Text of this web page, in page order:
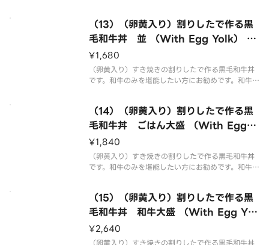
（13）（卵黄入り）割りしたで作る黒
毛和牛丼 並 （With Egg Yolk） Bl
ack Wagyu Beef Rice Bowl with
Sukiyaki Stock Regular
¥1,680
（卵黄入り）すき焼きの割りしたで作る黒毛和牛丼
です。和牛のみを堪能したい方にお勧めです。和牛8
th suk
（14）（卵黄入り）割りしたで作る黒
毛和牛丼 ごはん大盛 （With Egg Y
olk） Black Wagyu Beef Rice Bo
wl with Sukiyaki Stock Rice Lar
ge
¥1,840
（卵黄入り）すき焼きの割りしたで作る黒毛和牛丼
です。和牛のみを堪能したい方にお勧めです。和牛8
th suk
（15）（卵黄入り）割りしたで作る黒
毛和牛丼 和牛大盛 （With Egg Yol
k） Black Wagyu Beef Rice Bowl
with Sukiyaki Stock Wagyu Larg
¥2,640